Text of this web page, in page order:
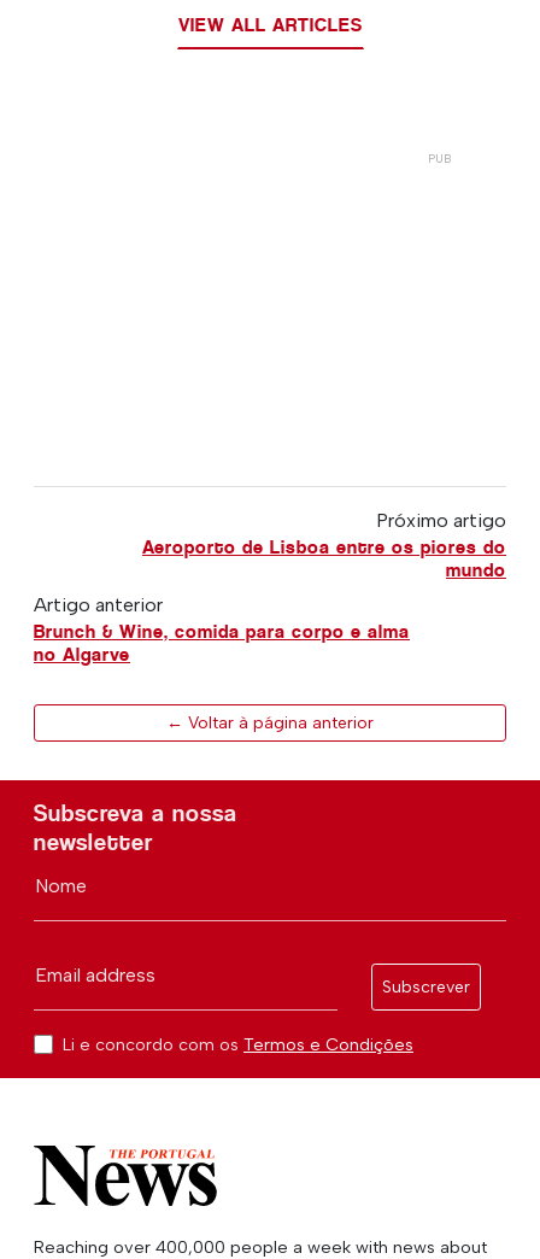
VIEW ALL ARTICLES
Próximo artigo
Aeroporto de Lisboa entre os piores do
mundo
Artigo anterior
Brunch & Wine, comida para corpo e alma
no Algarve
← Voltar à página anterior
Subscreva a nossa
newsletter
Nome
Email address
Subscrever
Li e concordo com os Termos e Condições
Reaching over 400,000 people a week with news about